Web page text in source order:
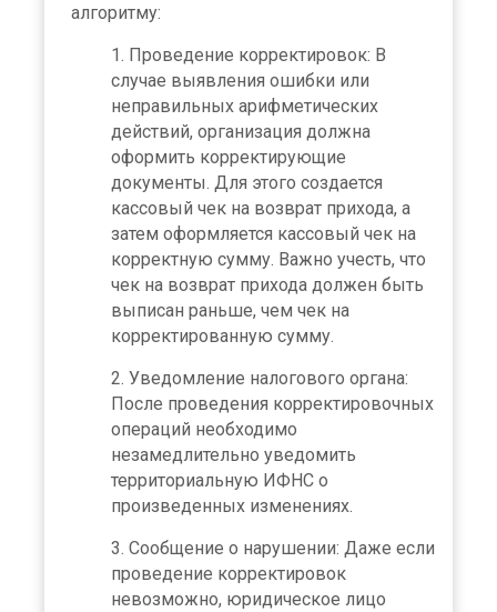
алгоритму:
Проведение корректировок: В
случае выявления ошибки или
неправильных арифметических
действий, организация должна
оформить корректирующие
документы. Для этого создается
кассовый чек на возврат прихода, а
затем оформляется кассовый чек на
корректную сумму. Важно учесть, что
чек на возврат прихода должен быть
выписан раньше, чем чек на
корректированную сумму.
Уведомление налогового органа:
После проведения корректировочных
операций необходимо
незамедлительно уведомить
территориальную ИФНС о
произведенных изменениях.
Сообщение о нарушении: Даже если
проведение корректировок
невозможно, юридическое лицо